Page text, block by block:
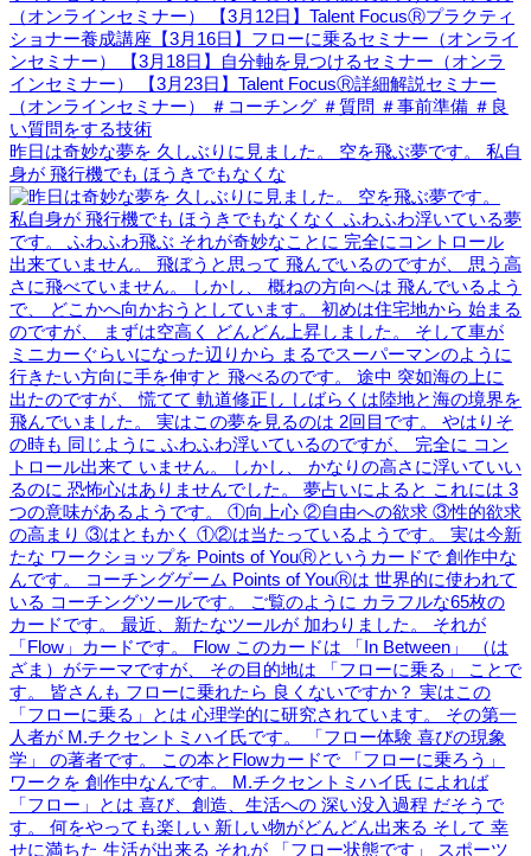
昨日は奇妙な夢を 久しぶりに見ました。 空を飛ぶ夢です。 私自
身が 飛行機でも ほうきでもなくな